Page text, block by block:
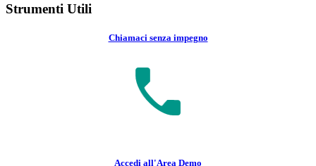
Strumenti Utili
Chiamaci senza impegno
Accedi all'Area Demo